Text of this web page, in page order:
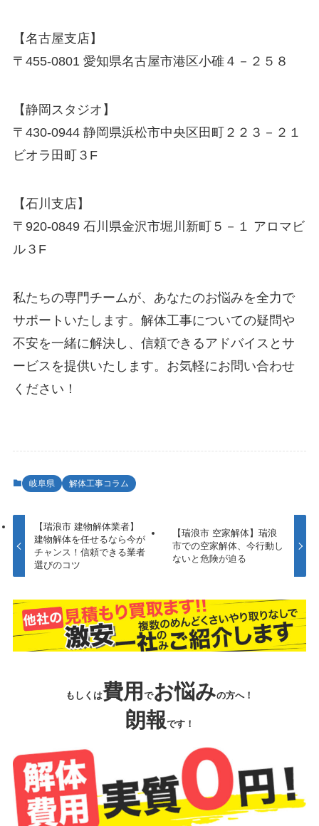
【名古屋支店】
〒455-0801 愛知県名古屋市港区小碓４－２５８
【静岡スタジオ】
〒430-0944 静岡県浜松市中央区田町２２３－２１
ビオラ田町３F
【石川支店】
〒920-0849 石川県金沢市堀川新町５－１ アロマビ
ル３F
私たちの専門チームが、あなたのお悩みを全力で
サポートいたします。解体工事についての疑問や
不安を一緒に解決し、信頼できるアドバイスとサ
ービスを提供いたします。お気軽にお問い合わせ
ください！
岐阜県 解体工事コラム
【瑞浪市 建物解体業者】
建物解体を任せるなら今が
チャンス！信頼できる業者
選びのコツ
【瑞浪市 空家解体】瑞浪
市での空家解体、今行動し
ないと危険が迫る
もしくは費用 でお悩みの方へ！
朗報です！